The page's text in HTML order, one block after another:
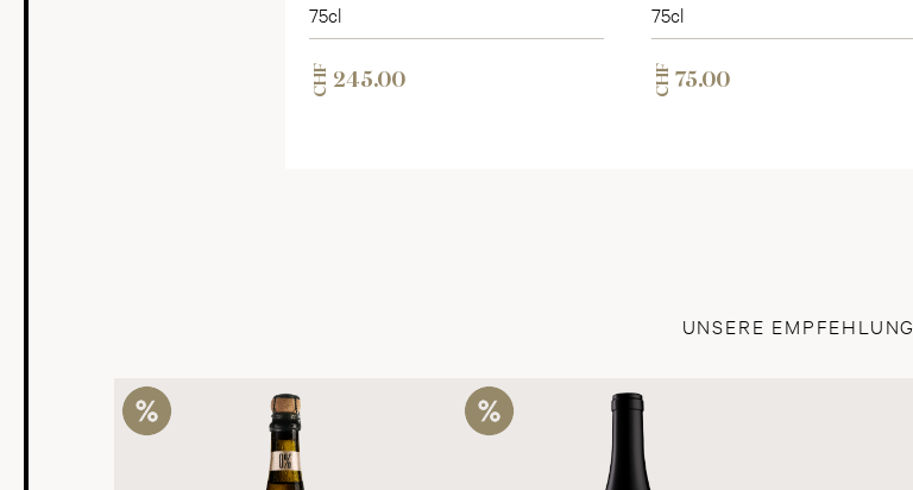
75cl
CHF 245.00
75cl
CHF 75.00
UNSERE EMPFEHLUNG